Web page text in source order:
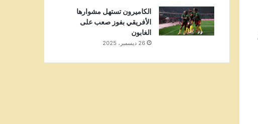
الكاميرون تستهل مشوارها
الأفريقي بفوز صعب على
الغابون
26 ديسمبر، 2025